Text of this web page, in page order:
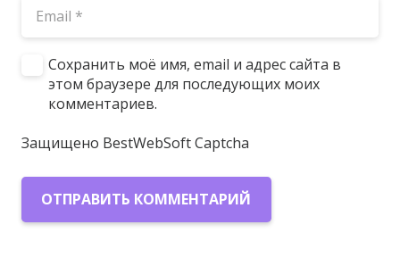
Сохранить моё имя, email и адрес сайта в
этом браузере для последующих моих
комментариев.
Защищено BestWebSoft Captcha
ОТПРАВИТЬ КОММЕНТАРИЙ